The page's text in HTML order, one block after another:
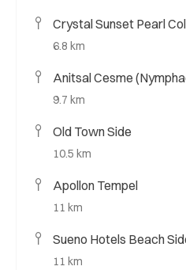
Crystal Sunset Pearl
6.8 km
Anitsal Cesme
9.7 km
Old Town Side
10.5 km
Apollon Tempel
11 km
Sueno Hotels Beach
11 km